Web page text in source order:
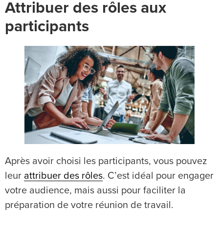
Attribuer des rôles aux
participants
Après avoir choisi les participants, vous pouvez
leur attribuer des rôles. C’est idéal pour engager
votre audience, mais aussi pour faciliter la
préparation de votre réunion de travail.